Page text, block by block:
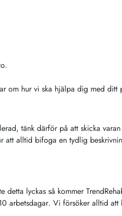
om hur vi ska hjälpa dig med ditt
tänk därför på att skicka
alltid bifoga en tydlig
lyckas så kommer
arbetsdagar. Vi försöker alltid